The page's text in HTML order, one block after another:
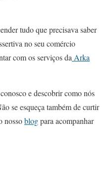
tudo que precisava saber
no seu comércio
com os serviços da Arka
conosco e descobrir como nós
se esqueça também de curtir
nossoblogpara acompanhar